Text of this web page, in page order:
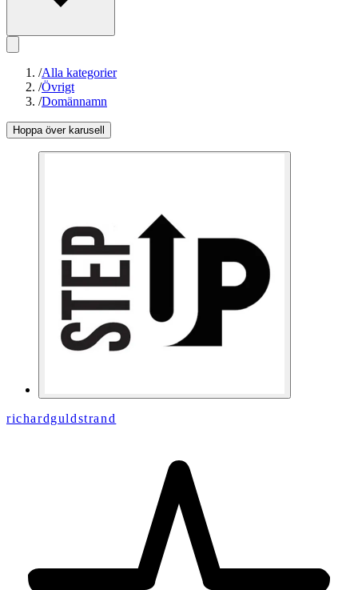
/Alla kategorier
/Övrigt
/Domännamn
Hoppa över karusell
richardguldstrand